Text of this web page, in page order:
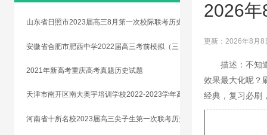
山东省日照市2023届高三8月第一次校际联考历史试题
安徽省合肥市肥西中学2022届高三考前模拟（三）文综历史试题
2021年新高考重庆高考真题历史试题
河南省十所名校2023届高三尖子生第一次联考历史试题
2026年
更新：2026年8月8
描述：不知
效果最大化呢？
经典，复习必刷